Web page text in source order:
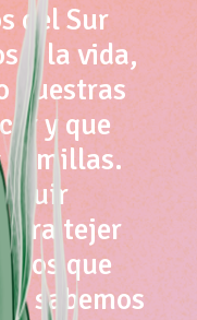
del Sur
a la vida,
nuestras
y que
semillas.
tejer
que
sabemos